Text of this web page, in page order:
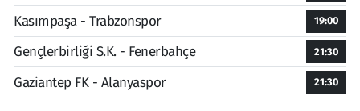
Kasımpaşa - Trabzonspor 19:00
Gençlerbirliği S.K. - Fenerbahçe 21:30
Gaziantep FK - Alanyaspor 21:30